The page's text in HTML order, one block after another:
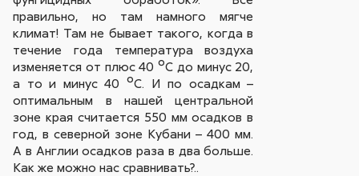
правильно, но там намного мягче
климат! Там не бывает такого, когда в
течение года температура воздуха
изменяется от плюс 40 ºС до минус 20,
а то и минус 40 ºС. И по осадкам –
оптимальным в нашей центральной
зоне края считается 550 мм осадков в
год, в северной зоне Кубани – 400 мм.
А в Англии осадков раза в два больше.
Как же можно нас сравнивать?..